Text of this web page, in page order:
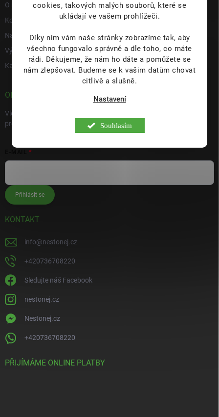
cookies, takových malých souborů, které se
ukládají ve vašem prohlížeči.
Díky nim vám naše stránky zobrazíme tak, aby
všechno fungovalo správně a dle toho, co máte
rádi. Děkujeme, že nám ho dáte a pomůžete se
nám zlepšovat. Budeme se k vašim datům chovat
citlivě a slušně.
Nastavení
Souhlasím
O nás
Kontakty
Napište nám
Výdejní místo s prodejnou Hulín
Kariéra
ODEBÍRAT NEWSLETTER
Vložte svůj e-mail a my vám budeme zasílat informace o nových
produktech na našem e-shopu.
Přihlásit se
KONTAKT
info@nestonej.cz
+420736708220
Sledujte náš Facebook
nestonej.cz
Nestonej.cz
+420736708220
PŘIJÍMÁME ONLINE PLATBY